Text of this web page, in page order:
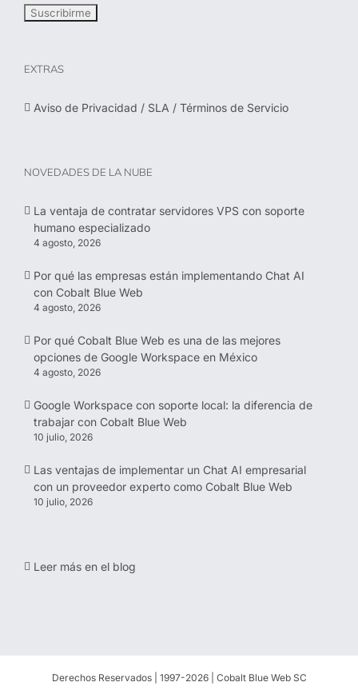
EXTRAS
Aviso de Privacidad / SLA / Términos de Servicio
NOVEDADES DE LA NUBE
La ventaja de contratar servidores VPS con soporte
humano especializado
4 agosto, 2026
Por qué las empresas están implementando Chat AI
con Cobalt Blue Web
4 agosto, 2026
Por qué Cobalt Blue Web es una de las mejores
opciones de Google Workspace en México
4 agosto, 2026
Google Workspace con soporte local: la diferencia de
trabajar con Cobalt Blue Web
10 julio, 2026
Las ventajas de implementar un Chat AI empresarial
con un proveedor experto como Cobalt Blue Web
10 julio, 2026
Leer más en el blog
Derechos Reservados | 1997-2026 | Cobalt Blue Web SC